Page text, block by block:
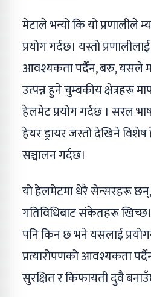
मेटाले भन्यो कि यो प्रणालीले
प्रयोग गर्दछ। यस्तो
आवश्यकता पर्दैन, बरु, यसले
उत्पन्न हुने चुम्बकीय क्षेत्रहरू
हेलमेट प्रयोग गर्दछ । सरल
हेयर ड्रायर जस्तो देखिने
सञ्चालन गर्दछ।
यो हेलमेटमा धेरै सेन्सरहरू
गतिविधिबाट संकेतहरू
पनि किन छ भने यसलाई
प्रत्यारोपणको आवश्यकता
सुरक्षित र किफायती दुवै